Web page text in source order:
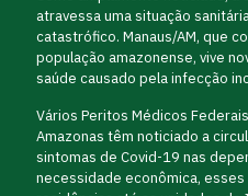
atravessa uma situação
catastrófico. Manaus/AM, que
população amazonense, vive
saúde causado pela infecção
Vários Peritos Médicos
Amazonas têm noticiado a
sintomas de Covid-19 nas
necessidade econômica,